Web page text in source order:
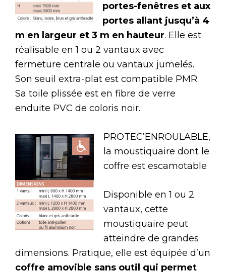
portes-fenêtres et aux
portes allant jusqu’à 4
m en largeur et 3 m en hauteur. Elle est
réalisable en 1 ou 2 vantaux avec
fermeture centrale ou vantaux jumelés.
Son seuil extra-plat est compatible PMR.
Sa toile plissée est en fibre de verre
enduite PVC de coloris noir.
PROTEC’ENROULABLE,
la moustiquaire dont le
coffre est escamotable
Disponible en 1 ou 2
vantaux, cette
moustiquaire peut
atteindre de grandes
dimensions. Pratique, elle est équipée d’un
coffre amovible sans outil qui permet